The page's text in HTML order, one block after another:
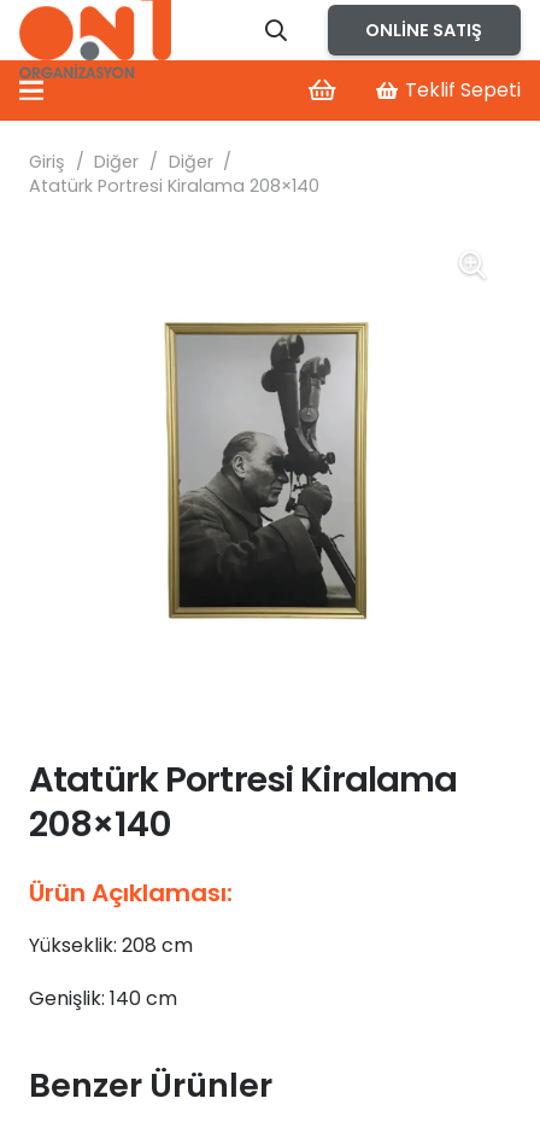
ONLINE SATIŞ
Teklif Sepeti
Giriş / Diğer / Diğer /
Atatürk Portresi Kiralama 208×140
Atatürk Portresi Kiralama
208×140
Ürün Açıklaması:
Yükseklik: 208 cm
Genişlik: 140 cm
Benzer Ürünler